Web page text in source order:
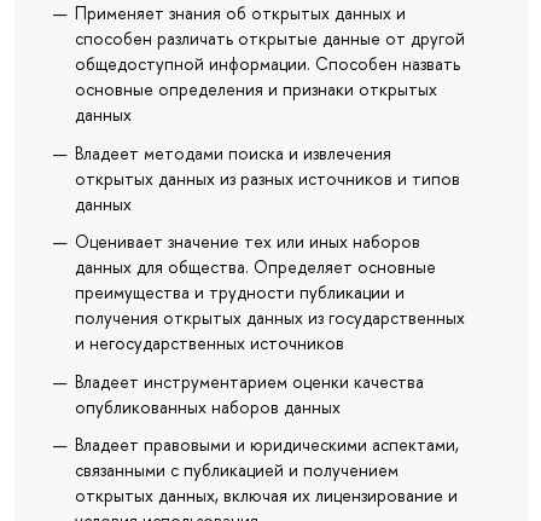
Применяет знания об открытых данных и
способен различать открытые данные от другой
общедоступной информации. Способен назвать
основные определения и признаки открытых
данных
Владеет методами поиска и извлечения
открытых данных из разных источников и типов
данных
Оценивает значение тех или иных наборов
данных для общества. Определяет основные
преимущества и трудности публикации и
получения открытых данных из государственных
и негосударственных источников
Владеет инструментарием оценки качества
опубликованных наборов данных
Владеет правовыми и юридическими аспектами,
связанными с публикацией и получением
открытых данных, включая их лицензирование и